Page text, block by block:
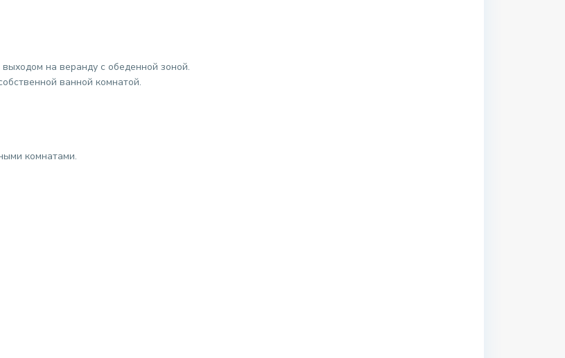
на веранду с обеденной зоной.
ванной комнатой.
комнатами.